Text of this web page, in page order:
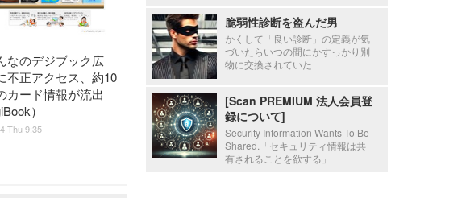
なのデジブック広
不正アクセス、約10
カード情報が流出
）
Thu 9:35
脆弱性診断を盗んだ男
かくして「良い診断」の定義が気
づいたらいつの間にかすっかり別
物に交換されていた
[Scan PREMIUM 法人会員登
録について]
Security Information Wants To Be
Shared.「セキュリティ情報は共
有されることを欲する」